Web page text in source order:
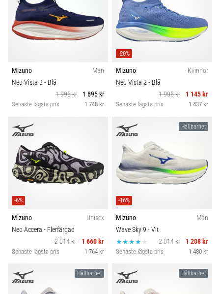
Mizuno
Män
Neo Vista 3 - Blå
1 995 kr
1 895 kr
Senaste lägsta pris 1 748 kr
-20%
Mizuno
Kvinnor
Neo Vista 2- Blå
1 908 kr
1 145 kr
Senaste lägsta pris 1 437 kr
-6%
Mizuno
Unisex
Neo Accera - Flerfärgad
2 014 kr
1 660 kr
Senaste lägsta pris 1 764 kr
Hållbarhet
-16%
Mizuno
Män
Wave Sky 9 - Vit
2 014 kr
1 208 kr
Senaste lägsta pris 1 430 kr
Hållbarhet Hållbarhet